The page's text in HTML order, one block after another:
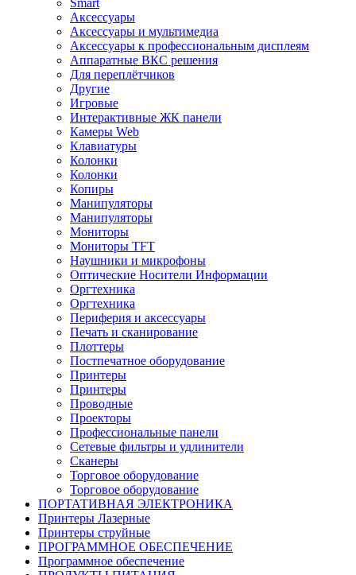
Smart
Аксессуары
Аксессуары и мультимедиа
Аксессуары к профессиональным дисплеям
Аппаратные ВКС решения
Для переплётчиков
Другие
Игровые
Интерактивные ЖК панели
Камеры Web
Клавиатуры
Колонки
Колонки
Копиры
Манипуляторы
Манипуляторы
Мониторы
Мониторы TFT
Наушники и микрофоны
Оптические Носители Информации
Оргтехника
Оргтехника
Периферия и аксессуары
Печать и сканирование
Плоттеры
Постпечатное оборудование
Принтеры
Принтеры
Проводные
Проекторы
Профессиональные панели
Сетевые фильтры и удлинители
Сканеры
Торговое оборудование
Торговое оборудование
ПОРТАТИВНАЯ ЭЛЕКТРОНИКА
Принтеры Лазерные
Принтеры струйные
ПРОГРАММНОЕ ОБЕСПЕЧЕНИЕ
Программное обеспечение